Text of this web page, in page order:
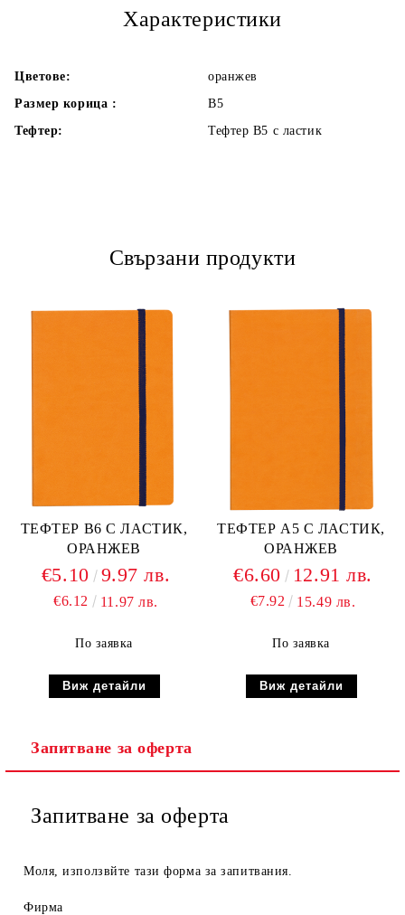
Характеристики
Цветове:
оранжев
Размер корица :
В5
Тефтер:
Тефтер В5 с ластик
Свързани продукти
ТЕФТЕР В6 С ЛАСТИК,
ОРАНЖЕВ
€5.10 9.97 лв.
€6.12 11.97 лв.
По заявка
Виж детайли
ТЕФТЕР А5 С ЛАСТИК,
ОРАНЖЕВ
€6.60 12.91 лв.
€7.92 15.49 лв.
По заявка
Виж детайли
Запитване за оферта
Запитване за оферта
Моля, използвйте тази форма за запитвания.
Фирма